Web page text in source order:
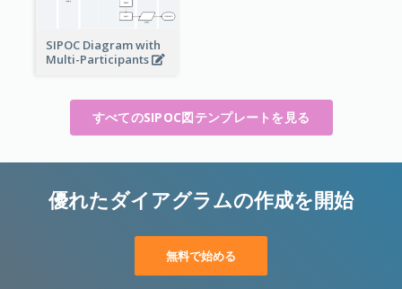
SIPOC Diagram with
Multi-Participants
すべてのSIPOC図テンプレートを見る
優れたダイアグラムの作成を開始
無料で始める